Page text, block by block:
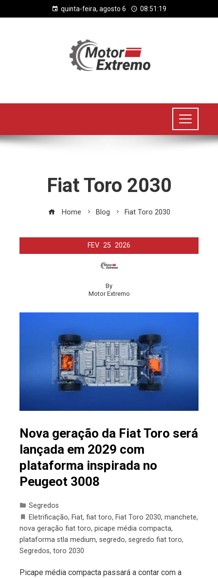
quinta-feira, agosto 6 08:51:20
Fiat Toro 2030
Home Blog Fiat Toro 2030
FEV 25 2026
By
Motor Extremo
Nova geração da Fiat Toro será
lançada em 2029 com
plataforma inspirada no
Peugeot 3008
Segredos
Eletrificação, Fiat, fiat toro, Fiat Toro 2030, manchete,
nova geração fiat toro, picape média compacta,
plataforma stla medium, segredo, segredo fiat toro,
Segredos, toro 2030
Picape média compacta passará a contar com a